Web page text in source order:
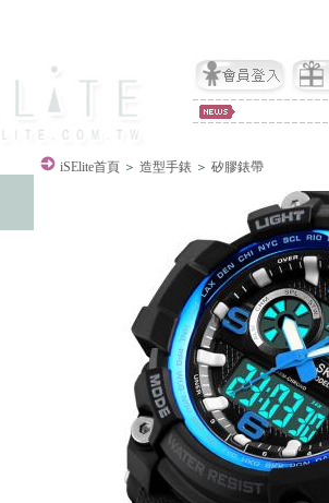
iSElite首頁 ＞ 造型手錶 ＞ 矽膠錶帶